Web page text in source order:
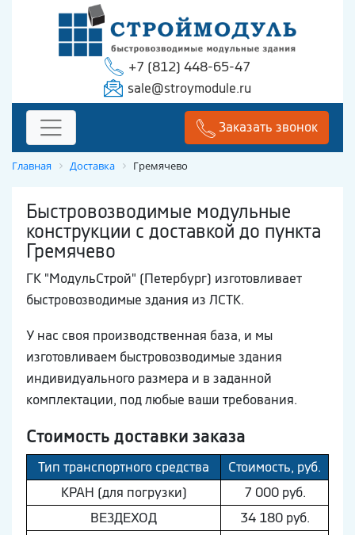
+7 (812) 448-65-47
sale@stroymodule.ru
Заказать звонок
Главная Доставка Гремячево
Быстровозводимые модульные
конструкции с доставкой до пункта
Гремячево
ГК "МодульСтрой" (Петербург) изготовливает
быстровозводимые здания из ЛСТК.
У нас своя производственная база, и мы
изготовливаем быстровозводимые здания
индивидуального размера и в заданной
комплектации, под любые ваши требования.
Стоимость доставки заказа
Тип транспортного средства
Стоимость, руб.
КРАН (для погрузки)
7 000 руб.
ВEЗДEХОД
34 180 руб.